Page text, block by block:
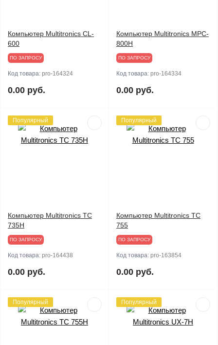
Компьютер Multitronics CL-
600
ПО ЗАПРОСУ
Код товара: pro-164324
0.00 руб.
Компьютер Multitronics MPC-
800H
ПО ЗАПРОСУ
Код товара: pro-164334
0.00 руб.
Популярный
Компьютер Multitronics TC
735H
ПО ЗАПРОСУ
Код товара: pro-164438
0.00 руб.
Популярный
Компьютер Multitronics TC
755
ПО ЗАПРОСУ
Код товара: pro-163854
0.00 руб.
Популярный Популярный